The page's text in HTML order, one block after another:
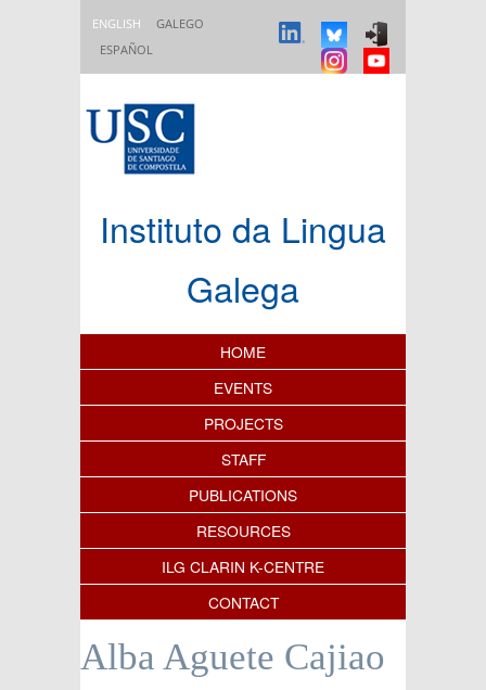
ENGLISH
GALEGO
ESPAÑOL
Instituto da Lingua
Galega
Content Index
HOME
EVENTS
PROJECTS
STAFF
PUBLICATIONS
RESOURCES
ILG CLARIN K-CENTRE
CONTACT
Alba Aguete Cajiao